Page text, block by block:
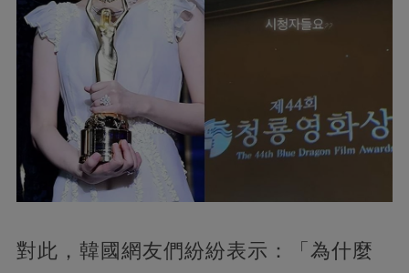
對此，韓國網友們紛紛表示：「為什麼